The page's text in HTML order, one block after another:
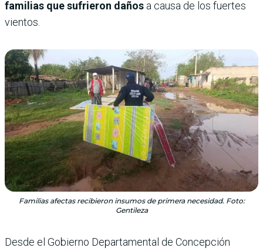
familias que sufrieron daños a causa de los fuertes
vientos.
Familias afectas recibieron insumos de primera necesidad. Foto:
Gentileza
Desde el Gobierno Departamental de Concepción